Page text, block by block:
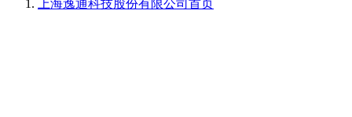
上海逸通科技股份有限公司 首页